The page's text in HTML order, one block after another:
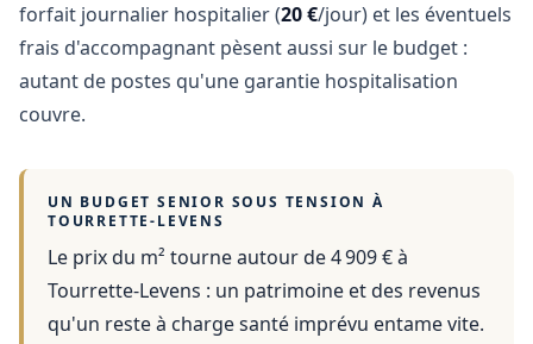
forfait journalier hospitalier (20 €/jour) et les éventuels
frais d'accompagnant pèsent aussi sur le budget :
autant de postes qu'une garantie hospitalisation
couvre.
UN BUDGET SENIOR SOUS TENSION À
TOURRETTE-LEVENS
Le prix du m² tourne autour de 4 909 €à
Tourrette-Levens : un patrimoine et des revenus
qu'un reste à charge santé imprévu entame vite.